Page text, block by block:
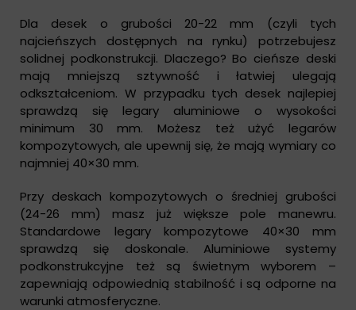
Dla desek o grubości 20-22 mm (czyli tych
najcieńszych dostępnych na rynku) potrzebujesz
solidnej podkonstrukcji. Dlaczego? Bo cieńsze deski
mają mniejszą sztywność i łatwiej ulegają
odkształceniom. W przypadku tych desek najlepiej
sprawdzą się legary aluminiowe o wysokości
minimum 30 mm. Możesz też użyć legarów
kompozytowych, ale upewnij się, że mają wymiary co
najmniej 40×30 mm.
Przy deskach kompozytowych o średniej grubości
(24-26 mm) masz już większe pole manewru.
Standardowe legary kompozytowe 40×30 mm
sprawdzą się doskonale. Aluminiowe systemy
podkonstrukcyjne też są świetnym wyborem –
zapewniają odpowiednią stabilność i są odporne na
warunki atmosferyczne.